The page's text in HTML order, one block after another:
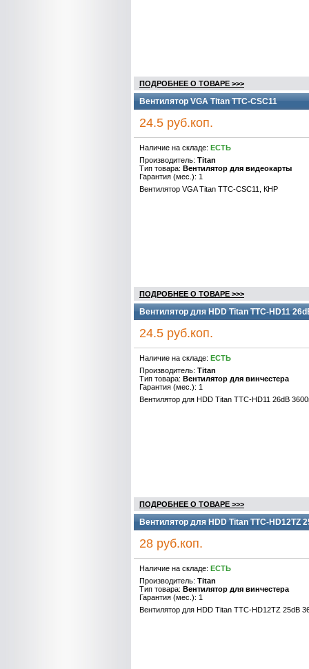
ПОДРОБНЕЕ О ТОВАРЕ >>>
Вентилятор VGA Titan TTC-CSC11
24.5 руб.коп.
Наличие на складе: ЕСТЬ
Производитель: Titan
Тип товара: Вентилятор для видеокарты
Гарантия (мес.): 1
Вентилятор VGA Titan TTC-CSC11, КНР
ПОДРОБНЕЕ О ТОВАРЕ >>>
Вентилятор для HDD Titan TTC-HD11
24.5 руб.коп.
Наличие на складе: ЕСТЬ
Производитель: Titan
Тип товара: Вентилятор для винчестера
Гарантия (мес.): 1
Вентилятор для HDD Titan TTC-HD11 26dB
ПОДРОБНЕЕ О ТОВАРЕ >>>
Вентилятор для HDD Titan TTC-HD12TZ
28 руб.коп.
Наличие на складе: ЕСТЬ
Производитель: Titan
Тип товара: Вентилятор для винчестера
Гарантия (мес.): 1
Вентилятор для HDD Titan TTC-HD12TZ 25dB